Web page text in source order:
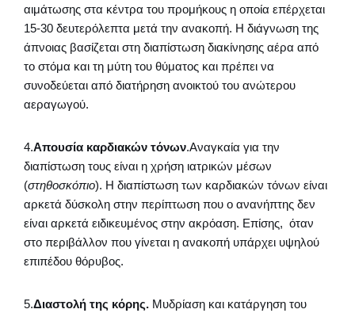
αιμάτωσης στα κέντρα του προμήκους η οποία επέρχεται
15-30 δευτερόλεπτα μετά την ανακοπή. Η διάγνωση της
άπνοιας βασίζεται στη διαπίστωση διακίνησης αέρα από
το στόμα και τη μύτη του θύματος και πρέπει να
συνοδεύεται από διατήρηση ανοικτού του ανώτερου
αεραγωγού.
4.Απουσία καρδιακών τόνων.Αναγκαία για την
διαπίστωση τους είναι η χρήση ιατρικών μέσων
(στηθοσκόπιο). Η διαπίστωση των καρδιακών τόνων είναι
αρκετά δύσκολη στην περίπτωση που ο ανανήπτης δεν
είναι αρκετά ειδικευμένος στην ακρόαση. Επίσης, όταν
στο περιβάλλον που γίνεται η ανακοπή υπάρχει υψηλού
επιπέδου θόρυβος.
5.Διαστολή της κόρης. Μυδρίαση και κατάργηση του